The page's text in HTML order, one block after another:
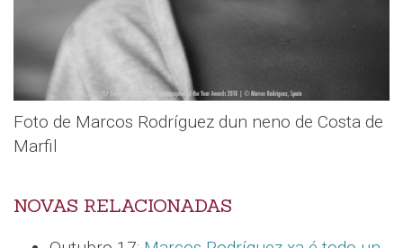
Foto de Marcos Rodríguez dun neno de Costa de
Marfil
NOVAS RELACIONADAS